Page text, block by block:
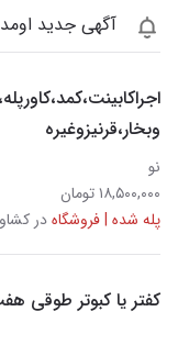
آگهی جدید
وبخار،قرنیزوغیره
نو
۱۸,۵۰۰,۰۰۰ تومان
پله شده | فروشگاهدر
کفتر یا کبوتر طوقی